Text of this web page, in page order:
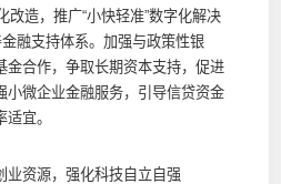
改造，推广“小快轻准”数字化解决
融支持体系。加强与政策性银
金合作，争取长期资本支持，促进
小微企业金融服务，引导信贷资金
宜。
资源，强化科技自立自强